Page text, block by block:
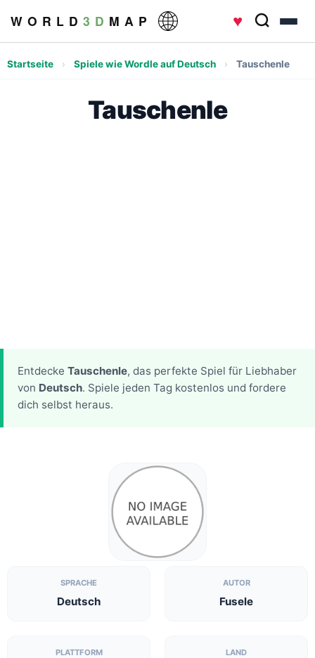
W O R L D 3 D M A P ♥
Startseite › Spiele wie Wordle auf Deutsch › Tauschenle
Tauschenle
Entdecke Tauschenle, das perfekte Spiel für Liebhaber
von Deutsch. Spiele jeden Tag kostenlos und fordere
dich selbst heraus.
SPRACHE
Deutsch
AUTOR
Fusele
PLATTFORM LAND